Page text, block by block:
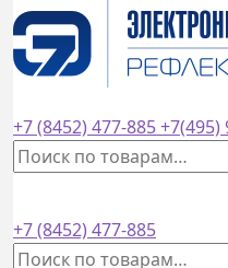
+7 (8452) 477-885+7(495)
Искать:
+7 (8452) 477-885
Искать: